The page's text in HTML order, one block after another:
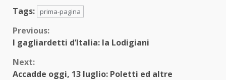
Tags: prima-pagina
Continue
Reading
Previous:
I gagliardetti d’Italia: la Lodigiani
Next:
Accadde oggi, 13 luglio: Poletti ed altre